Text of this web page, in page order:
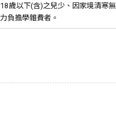
18歲以下(含)之兒少、因家境清寒無
力負擔學雜費者。